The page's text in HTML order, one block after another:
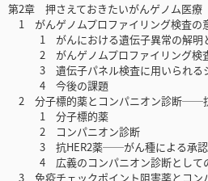
第2章 押さえておきたいがんゲノム医療
1 がんゲノムプロファイリング検査の
1 がんにおける遺伝子異常の解明と
2 がんゲノムプロファイリング検査
3 遺伝子パネル検査に用いられるシ
4 今後の課題
2 分子標的薬とコンパニオン診断──
1 分子標的薬
2 コンパニオン診断
3 抗HER2薬──がん種による承認
4 広義のコンパニオン診断として
3 免疫チェックポイント阻害薬とコン